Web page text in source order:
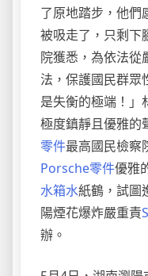
了原地踏步，他們
被吸走了，只剩下
院獲悉，為依法從
法，保護國民群眾
是失衡的極端！」
極度鎮靜且優雅的
零件最高國民檢察
Porsche零件優雅
水箱水紙鶴，試圖
陽煙花爆炸嚴重責
辦。